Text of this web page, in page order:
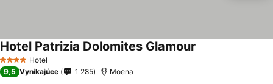
4 Počet hviezdičiek
Hotel
Hotel Patrizia Dolomites Glamour
9,5 Vynikajúce 1 285 Moena